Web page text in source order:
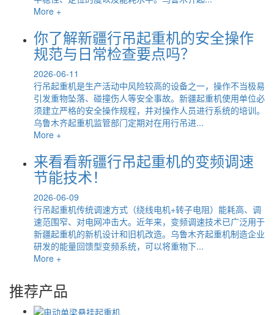
More +
你了解新疆行吊起重机的安全操作
规范与日常检查要点吗？
2026-06-11
行吊起重机是生产活动中风险较高的设备之一，操作不当极易
引发重物坠落、碰撞伤人等安全事故。新疆起重机使用单位必
须建立严格的安全操作规程，并对操作人员进行系统的培训。
乌鲁木齐起重机监管部门定期对在用行吊进...
More +
来看看新疆行吊起重机的变频调速
节能技术！
2026-06-09
行吊起重机传统调速方式（绕线电机+转子电阻）能耗高、调
速范围窄、对电网冲击大。近年来，变频调速技术已广泛用于
新疆起重机的新机设计和旧机改造。乌鲁木齐起重机制造企业
研发的能量回馈型变频系统，可以将重物下...
More +
推荐产品